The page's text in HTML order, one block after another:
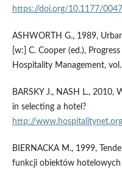
https://doi.org/10.1177/
ASHWORTH G., 1989,
[w:] C. Cooper (ed.),
Hospitality Management,
BARSKY J., NASH L.,
in selecting a hotel?
http://
BIERNACKA M., 1999,
funkcji obiektów hotelowych